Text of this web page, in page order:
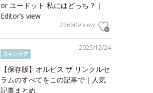
or ユードット 私にはどっち？｜
Editor’s view
226609 view
2025/12/24
スキンケア
【保存版】オルビス ザ リンクルセ
ラムのすべてをこの記事で｜人気
記事まとめ